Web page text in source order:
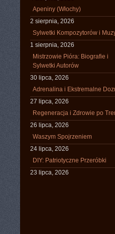
Apeniny (Włochy)
2 sierpnia, 2026
Sylwetki Kompozytorów i
1 sierpnia, 2026
Mistrzowie Pióra: Biografie i
Sylwetki Autorów
30 lipca, 2026
Adrenalina i Ekstremalne
27 lipca, 2026
Regeneracja i Zdrowie po
26 lipca, 2026
Waszym Spojrzeniem
24 lipca, 2026
DIY: Patriotyczne Przeróbki
23 lipca, 2026